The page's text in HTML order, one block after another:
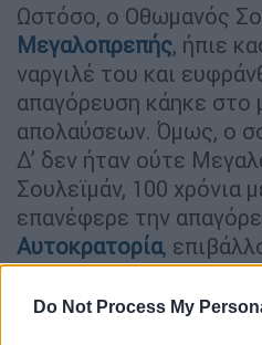
Do Not Process My
Ωστόσο, ο Οθωμανός
Μεγαλοπρεπής, ήπιε
ναργιλέ του και
απαγόρευση κάηκε στο
απολαύσεων. Όμως, ο
Δ’ δεν ήταν ούτε
Σουλεϊμάν, 100 χρόνια
επανέφερε την
Αυτοκρατορία,
αυστηρές ποινές
φυλακίσεις,